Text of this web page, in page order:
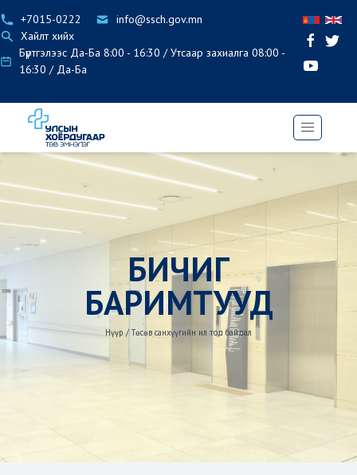
+7015-0222
info@ssch.gov.mn
Хайлт хийх
Бүртгэлээс Да-Ба 8:00 - 16:30 / Утсаар захиалга 08:00 -
16:30 / Да-Ба
БИЧИГ
БАРИМТУУД
Нүүр / Төсөв санхүүгийн ил тод байдал